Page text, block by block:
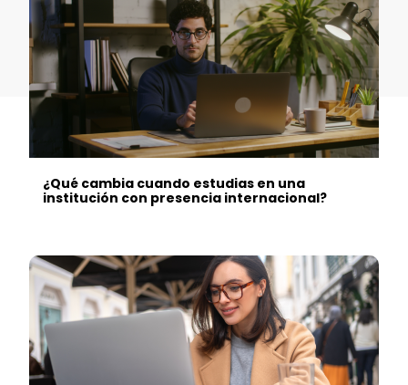
¿Qué cambia cuando estudias en una
institución con presencia internacional?